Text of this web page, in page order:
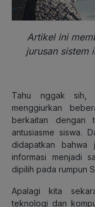
Artikel ini
jurusan sistem
Tahu nggak sih,
menggiurkan
berkaitan dengan
antusiasme siswa.
didapatkan bahwa
informasi menjadi
dipilih pada rumpun
Apalagi kita
teknologi dan